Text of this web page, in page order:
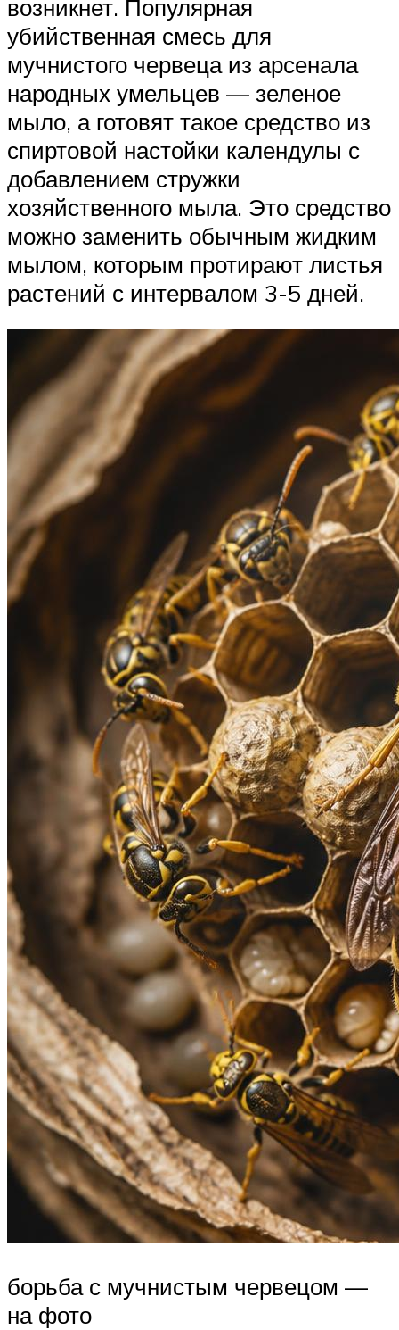
возникнет. Популярная
убийственная смесь для
мучнистого червеца из арсенала
народных умельцев — зеленое
мыло, а готовят такое средство из
спиртовой настойки календулы с
добавлением стружки
хозяйственного мыла. Это средство
можно заменить обычным жидким
мылом, которым протирают листья
растений с интервалом 3-5 дней.
борьба с мучнистым червецом —
на фото